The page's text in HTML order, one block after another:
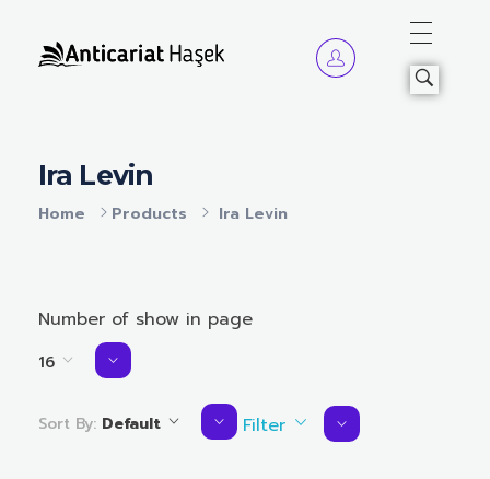
Home Products Ira Levin
Ira Levin
Number of show in page
16
Sort By: Default Filter